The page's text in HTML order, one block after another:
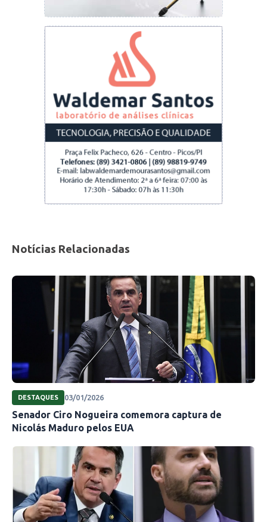
Notícias Relacionadas
DESTAQUES 03/01/2026
Senador Ciro Nogueira comemora captura de
Nicolás Maduro pelos EUA